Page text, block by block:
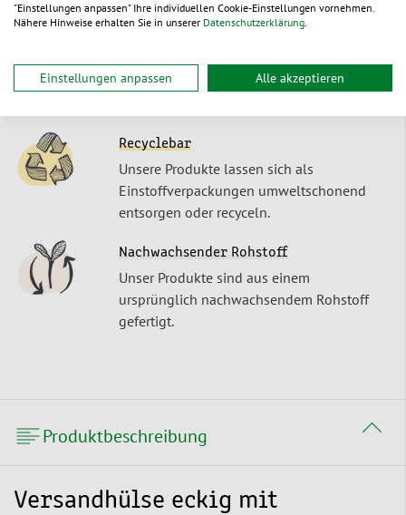
Schnelle Lieferung
Werktagen ab Lager – oder zu Ihrem
Recyclebar
Unsere Produkte lassen sich als
Einstoffverpackungen umweltschonend
entsorgen oder recyceln.
Nachwachsender Rohstoff
Unser Produkte sind aus einem
ursprünglich nachwachsendem Rohstoff
gefertigt.
Produktbeschreibung
Versandhülse eckig mit
"Einstellungen anpassen" Ihre individuellen Cookie-Einstellungen vornehmen.
Nähere Hinweise erhalten Sie in unserer Datenschutzerklärung.
Einstellungen anpassen Alle akzeptieren